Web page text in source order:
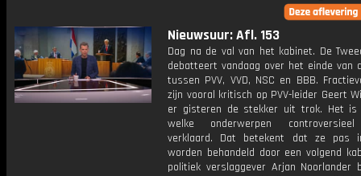
Nieuwsuur: Afl. 153
Dag na de val van het kabinet. De
debatteert vandaag over het einde van
tussen PVV, VVD, NSC en BBB.
zijn vooral kritisch op PVV-leider Geert
er gisteren de stekker uit trok. Het is
welke onderwerpen
verklaard. Dat betekent dat ze pas
worden behandeld door een volgend
politiek verslaggever Arjan Noorlander